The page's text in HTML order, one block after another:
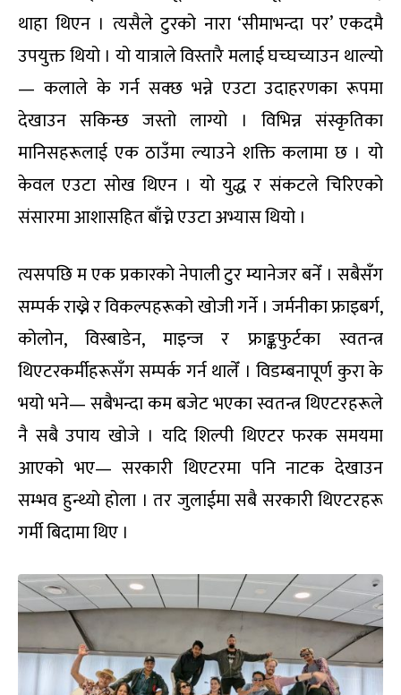
थाहा थिएन । त्यसैले टुरको नारा ‘सीमाभन्दा पर’ एकदमै
उपयुक्त थियो । यो यात्राले विस्तारै मलाई घच्घच्याउन थाल्यो
— कलाले के गर्न सक्छ भन्ने एउटा उदाहरणका रूपमा
देखाउन सकिन्छ जस्तो लाग्यो । विभिन्न संस्कृतिका
मानिसहरूलाई एक ठाउँमा ल्याउने शक्ति कलामा छ । यो
केवल एउटा सोख थिएन । यो युद्ध र संकटले चिरिएको
संसारमा आशासहित बाँच्ने एउटा अभ्यास थियो ।
त्यसपछि म एक प्रकारको नेपाली टुर म्यानेजर बनेँ । सबैसँग
सम्पर्क राख्ने र विकल्पहरूको खोजी गर्ने । जर्मनीका फ्राइबर्ग,
कोलोन, विस्बाडेन, माइन्ज र फ्राङ्कफुर्टका स्वतन्त्र
थिएटरकर्मीहरूसँग सम्पर्क गर्न थालेँ । विडम्बनापूर्ण कुरा के
भयो भने— सबैभन्दा कम बजेट भएका स्वतन्त्र थिएटरहरूले
नै सबै उपाय खोजे । यदि शिल्पी थिएटर फरक समयमा
आएको भए— सरकारी थिएटरमा पनि नाटक देखाउन
सम्भव हुन्थ्यो होला । तर जुलाईमा सबै सरकारी थिएटरहरू
गर्मी बिदामा थिए ।